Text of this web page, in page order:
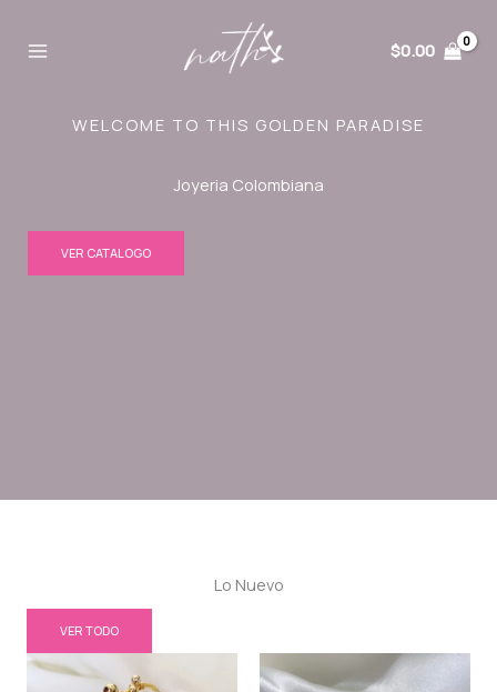
$0.00
WELCOME TO THIS GOLDEN PARADISE
Joyeria Colombiana
VER CATALOGO
Lo Nuevo
VER TODO